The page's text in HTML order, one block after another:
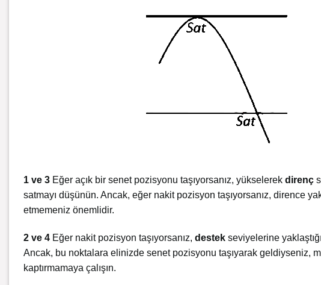
1 ve 3 Eğer açık bir senet pozisyonu taşıyorsanız, yükselerek direnç
satmayı düşünün. Ancak, eğer nakit pozisyon taşıyorsanız, dirence
etmemeniz önemlidir.
2 ve 4 Eğer nakit pozisyon taşıyorsanız, destek seviyelerine
Ancak, bu noktalara elinizde senet pozisyonu taşıyarak geldiyseniz,
kaptırmamaya çalışın.